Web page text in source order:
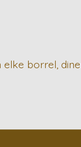
borrel,